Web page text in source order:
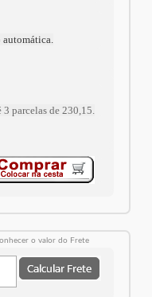
automática.
parcelas de 230,15.
o valor do Frete